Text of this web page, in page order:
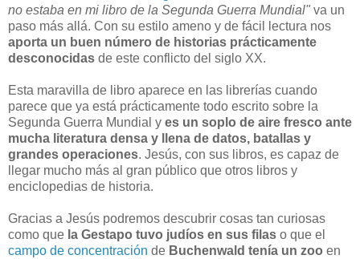
no estaba en mi libro de la Segunda Guerra Mundial" va un
paso más allá. Con su estilo ameno y de fácil lectura nos
aporta un buen número de historias prácticamente
desconocidas de este conflicto del siglo XX.
Esta maravilla de libro aparece en las librerías cuando
parece que ya está prácticamente todo escrito sobre la
Segunda Guerra Mundial y es un soplo de aire fresco ante
mucha literatura densa y llena de datos, batallas y
grandes operaciones. Jesús, con sus libros, es capaz de
llegar mucho más al gran público que otros libros y
enciclopedias de historia.
Gracias a Jesús podremos descubrir cosas tan curiosas
como que la Gestapo tuvo judíos en sus filas o que el
campo de concentración de Buchenwald tenía un zoo en